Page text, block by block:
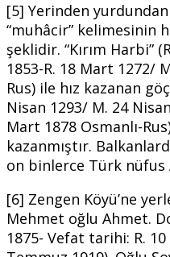
[5] Yerinden
“muhâcir” kelimesinin
şeklidir. “Kırım Harbi”
1853-R. 18 Mart 1272/
Rus) ile hız kazanan
Nisan 1293/ M. 24
Mart 1878 Osmanlı-
kazanmıştır.
on binlerce Türk nüfus
[6] Zengen Köyü’ne
Mehmet oğlu Ahmet.
1875- Vefat tarihi: R.